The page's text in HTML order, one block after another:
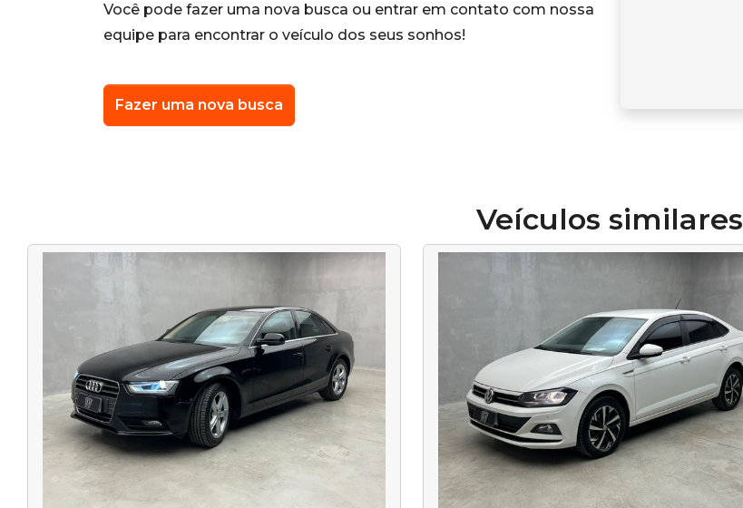
Você pode fazer uma nova busca ou entrar em contato com nossa
equipe para encontrar o veículo dos seus sonhos!
Fazer uma nova busca
Veículos similares